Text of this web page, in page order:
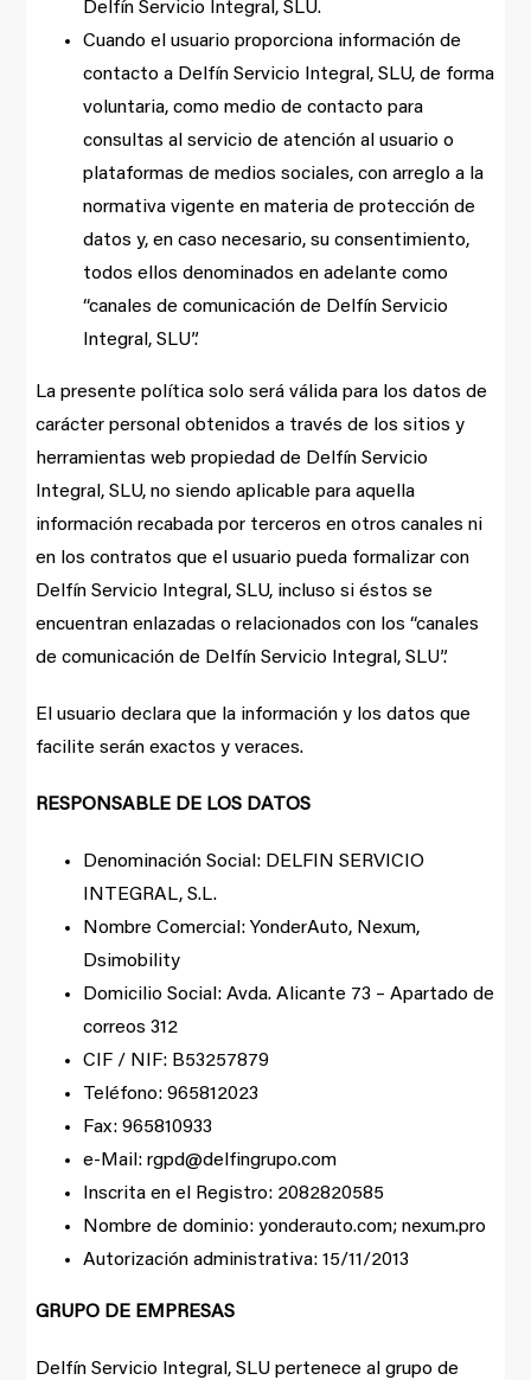
Delfín Servicio Integral, SLU.
Cuando el usuario proporciona información de
contacto a Delfín Servicio Integral, SLU, de forma
voluntaria, como medio de contacto para
consultas al servicio de atención al usuario o
plataformas de medios sociales, con arreglo a la
normativa vigente en materia de protección de
datos y, en caso necesario, su consentimiento,
todos ellos denominados en adelante como
“canales de comunicación de Delfín Servicio
Integral, SLU”.
La presente política solo será válida para los datos de
carácter personal obtenidos a través de los sitios y
herramientas web propiedad de Delfín Servicio
Integral, SLU, no siendo aplicable para aquella
información recabada por terceros en otros canales ni
en los contratos que el usuario pueda formalizar con
Delfín Servicio Integral, SLU, incluso si éstos se
encuentran enlazadas o relacionados con los “canales
de comunicación de Delfín Servicio Integral, SLU”.
El usuario declara que la información y los datos que
facilite serán exactos y veraces.
RESPONSABLE DE LOS DATOS
Denominación Social: DELFIN SERVICIO
INTEGRAL, S.L.
Nombre Comercial: YonderAuto, Nexum,
Dsimobility
Domicilio Social: Avda. Alicante 73 – Apartado de
correos 312
CIF / NIF: B53257879
Teléfono: 965812023
Fax: 965810933
e-Mail: rgpd@delfingrupo.com
Inscrita en el Registro: 2082820585
Nombre de dominio: yonderauto.com; nexum.pro
Autorización administrativa: 15/11/2013
GRUPO DE EMPRESAS
Delfín Servicio Integral, SLU pertenece al grupo de